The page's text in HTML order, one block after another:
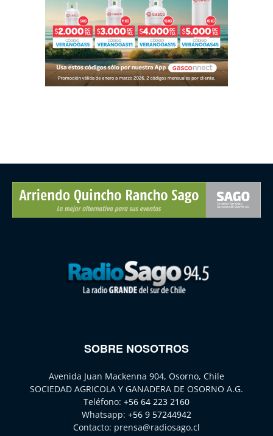
SOBRE NOSOTROS
Avenida Juan Mackenna 904, Osorno, Chile
SOCIEDAD AGRICOLA Y GANADERA DE OSORNO A.G.
Teléfono: +56 64 223 2160
Whatsapp: +56 9 57244942
Contacto: prensa@radiosago.cl